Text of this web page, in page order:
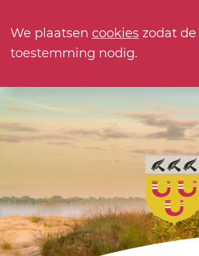
We plaatsen cookies zodat
toestemming nodig.